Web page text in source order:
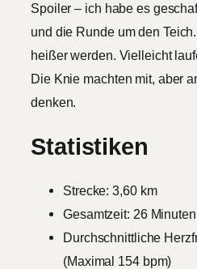
Spoiler – ich habe es
und die Runde um den
heißer werden. Vielleicht
Die Knie machten mit, aber
denken.
Statistiken
Strecke: 3,60 km
Gesamtzeit: 26 Minuten
Durchschnittliche
(Maximal 154 bpm)